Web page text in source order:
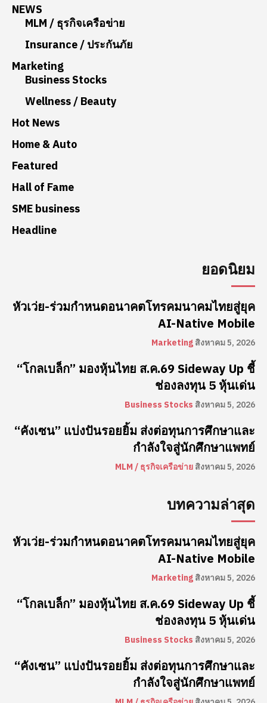
NEWS
MLM / ธุรกิจเครือข่าย
Insurance / ประกันภัย
Marketing
Business Stocks
Wellness / Beauty
Hot News
Home & Auto
Featured
Hall of Fame
SME business
Headline
ยอดนิยม
หัวเว่ย-ร่วมกำหนดอนาคตโทรคมนาคมไทยสู่ยุค
AI-Native Mobile
Marketingสิงหาคม 5, 2026
“โกลเบล็ก” มองหุ้นไทย ส.ค.69 Sideway Up ชี้
ช่องลงทุน 5 หุ้นเด่น
Business Stocks สิงหาคม 5, 2026
“คังเซน” แบ่งปันรอยยิ้ม ส่งต่อทุนการศึกษาและ
กำลังใจสู่นักศึกษาแพทย์
MLM / ธุรกิจเครือข่ายสิงหาคม 5, 2026
บทความล่าสุด
หัวเว่ย-ร่วมกำหนดอนาคตโทรคมนาคมไทยสู่ยุค
AI-Native Mobile
Marketingสิงหาคม 5, 2026
“โกลเบล็ก” มองหุ้นไทย ส.ค.69 Sideway Up ชี้
ช่องลงทุน 5 หุ้นเด่น
Business Stocks สิงหาคม 5, 2026
“คังเซน” แบ่งปันรอยยิ้ม ส่งต่อทุนการศึกษาและ
กำลังใจสู่นักศึกษาแพทย์